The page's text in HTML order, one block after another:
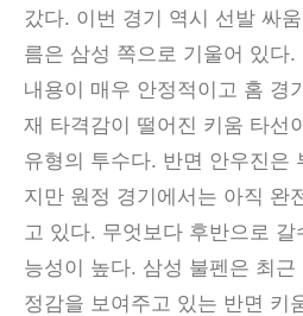
갔다. 이번 경기 역시 선발 싸
름은 삼성 쪽으로 기울어 있다.
내용이 매우 안정적이고 홈 경
재 타격감이 떨어진 키움 타선
유형의 투수다. 반면 안우진은
지만 원정 경기에서는 아직 완
고 있다. 무엇보다 후반으로
능성이 높다. 삼성 불펜은 최
정감을 보여주고 있는 반면 키